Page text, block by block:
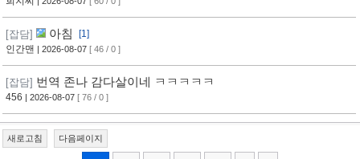
[잡담] 아침
[1]
인간맨 | 2026-08-07 [ 46 / 0 ]
[잡담] 번역 존나 감다살이네 ㅋㅋㅋㅋㅋ
456 | 2026-08-07 [ 76 / 0 ]
새로고침 다음페이지